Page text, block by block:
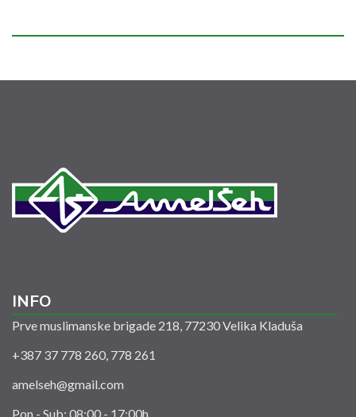
INFO
Prve muslimanske brigade 218, 77230 Velika Kladuša
+387 37 778 260, 778 261
amelseh@gmail.com
Pon - Sub: 08:00 - 17:00h